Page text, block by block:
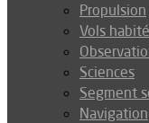
Propulsion
Vols
Sciences
Segment
Navigation